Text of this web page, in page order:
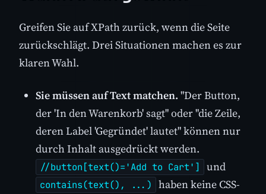
Greifen Sie auf XPath zurück, wenn die Seite
zurückschlägt. Drei Situationen machen es zur
klaren Wahl.
Sie müssen auf Text matchen. "Der Button,
der 'In den Warenkorb' sagt" oder "die Zeile,
deren Label 'Gegründet' lautet" können nur
durch Inhalt ausgedrückt werden.
//button[text()='Add to Cart'] und
contains(text(), ...)
haben keine CSS-